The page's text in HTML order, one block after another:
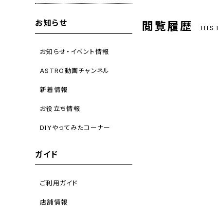
お知らせ
お知らせ・イベント情報
ASTRO動画チャンネル
新着情報
お役立ち情報
DIYやってみたコーナー
ガイド
ご利用ガイド
店舗情報
閲覧履歴